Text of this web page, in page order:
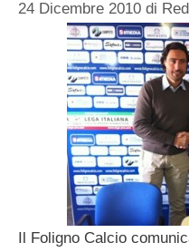
24 Dicembre 2010 di
Il Foligno Calcio